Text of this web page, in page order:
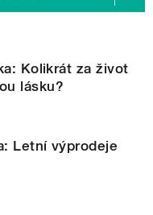
Kolikrát za život
lásku?
Letní výprodeje